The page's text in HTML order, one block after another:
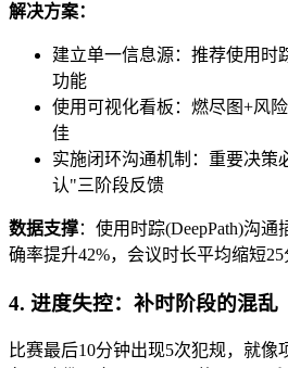
解决方案：
建立单一信息源：推荐使用时
功能
使用可视化看板：燃尽图+风
佳
实施闭环沟通机制：重要决策
认"三阶段反馈
数据支撑：使用时踪(DeepPath)沟
确率提升42%，会议时长平均缩短25
4. 进度失控：补时阶段的混乱
比赛最后10分钟出现5次犯规，就像